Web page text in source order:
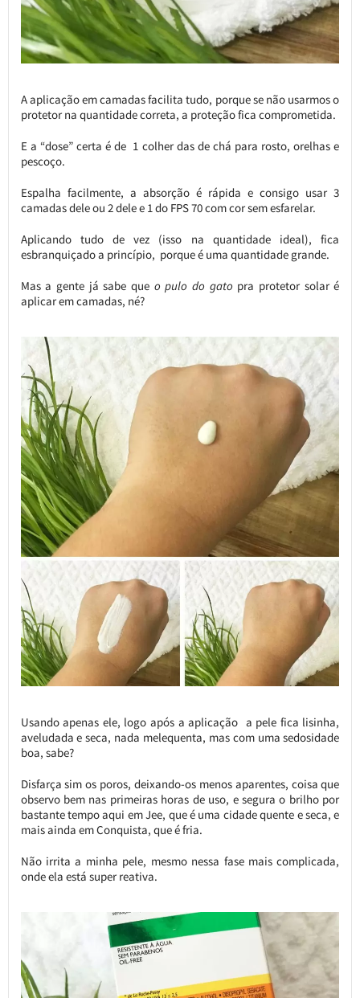
A aplicação em camadas facilita tudo, porque se não usarmos o
protetor na quantidade correta, a proteção fica comprometida.
E a “dose” certa é de 1 colher das de chá para rosto, orelhas e
pescoço.
Espalha facilmente, a absorção é rápida e consigo usar 3
camadas dele ou 2 dele e 1 do FPS 70 com cor sem esfarelar.
Aplicando tudo de vez (isso na quantidade ideal), fica
esbranquiçado a princípio, porque é uma quantidade grande.
Mas a gente já sabe que o pulo do gato pra protetor solar é
aplicar em camadas, né?
Usando apenas ele, logo após a aplicação a pele fica lisinha,
aveludada e seca, nada melequenta, mas com uma sedosidade
boa, sabe?
Disfarça sim os poros, deixando-os menos aparentes, coisa que
observo bem nas primeiras horas de uso, e segura o brilho por
bastante tempo aqui em Jee, que é uma cidade quente e seca, e
mais ainda em Conquista, que é fria.
Não irrita a minha pele, mesmo nessa fase mais complicada,
onde ela está super reativa.